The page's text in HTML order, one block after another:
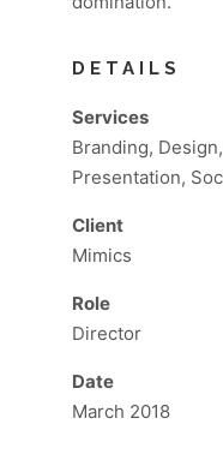
DETAILS
Services
Branding,
Presentation,
Client
Mimics
Role
Director
Date
March 2018